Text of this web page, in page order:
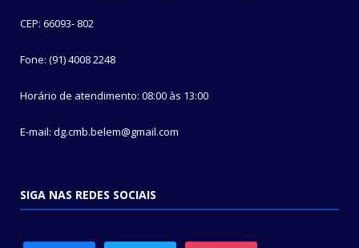
CEP: 66093- 802
Fone: (91) 4008 2248
Horário de atendimento: 08:00 às 13:00
E-mail: dg.cmb.belem@gmail.com
SIGA NAS REDES SOCIAIS